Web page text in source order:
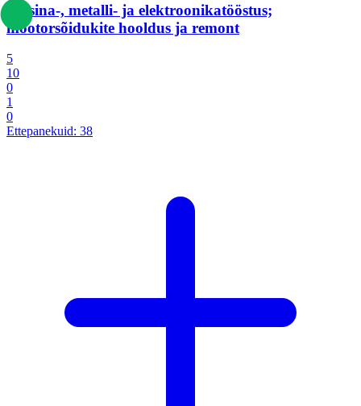
Masina-, metalli- ja elektroonikatööstus;
mootorsõidukite hooldus ja remont
5
10
0
1
0
Ettepanekuid: 38